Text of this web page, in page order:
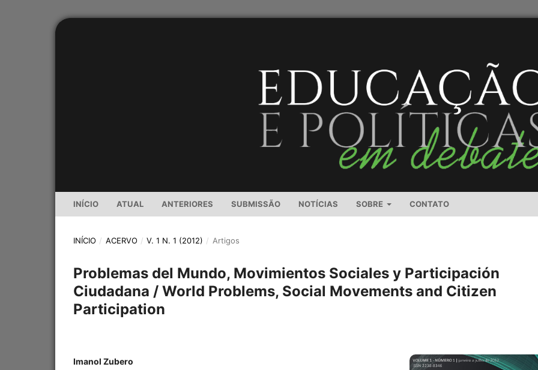
INÍCIO ATUAL ANTERIORES SUBMISSÃO NOTÍCIAS SOBRE CONTATO
INÍCIO / ACERVO / V. 1 N. 1 (2012) / Artigos
Problemas del Mundo, Movimientos Sociales y Participación
Ciudadana / World Problems, Social Movements and Citizen
Participation
Imanol Zubero